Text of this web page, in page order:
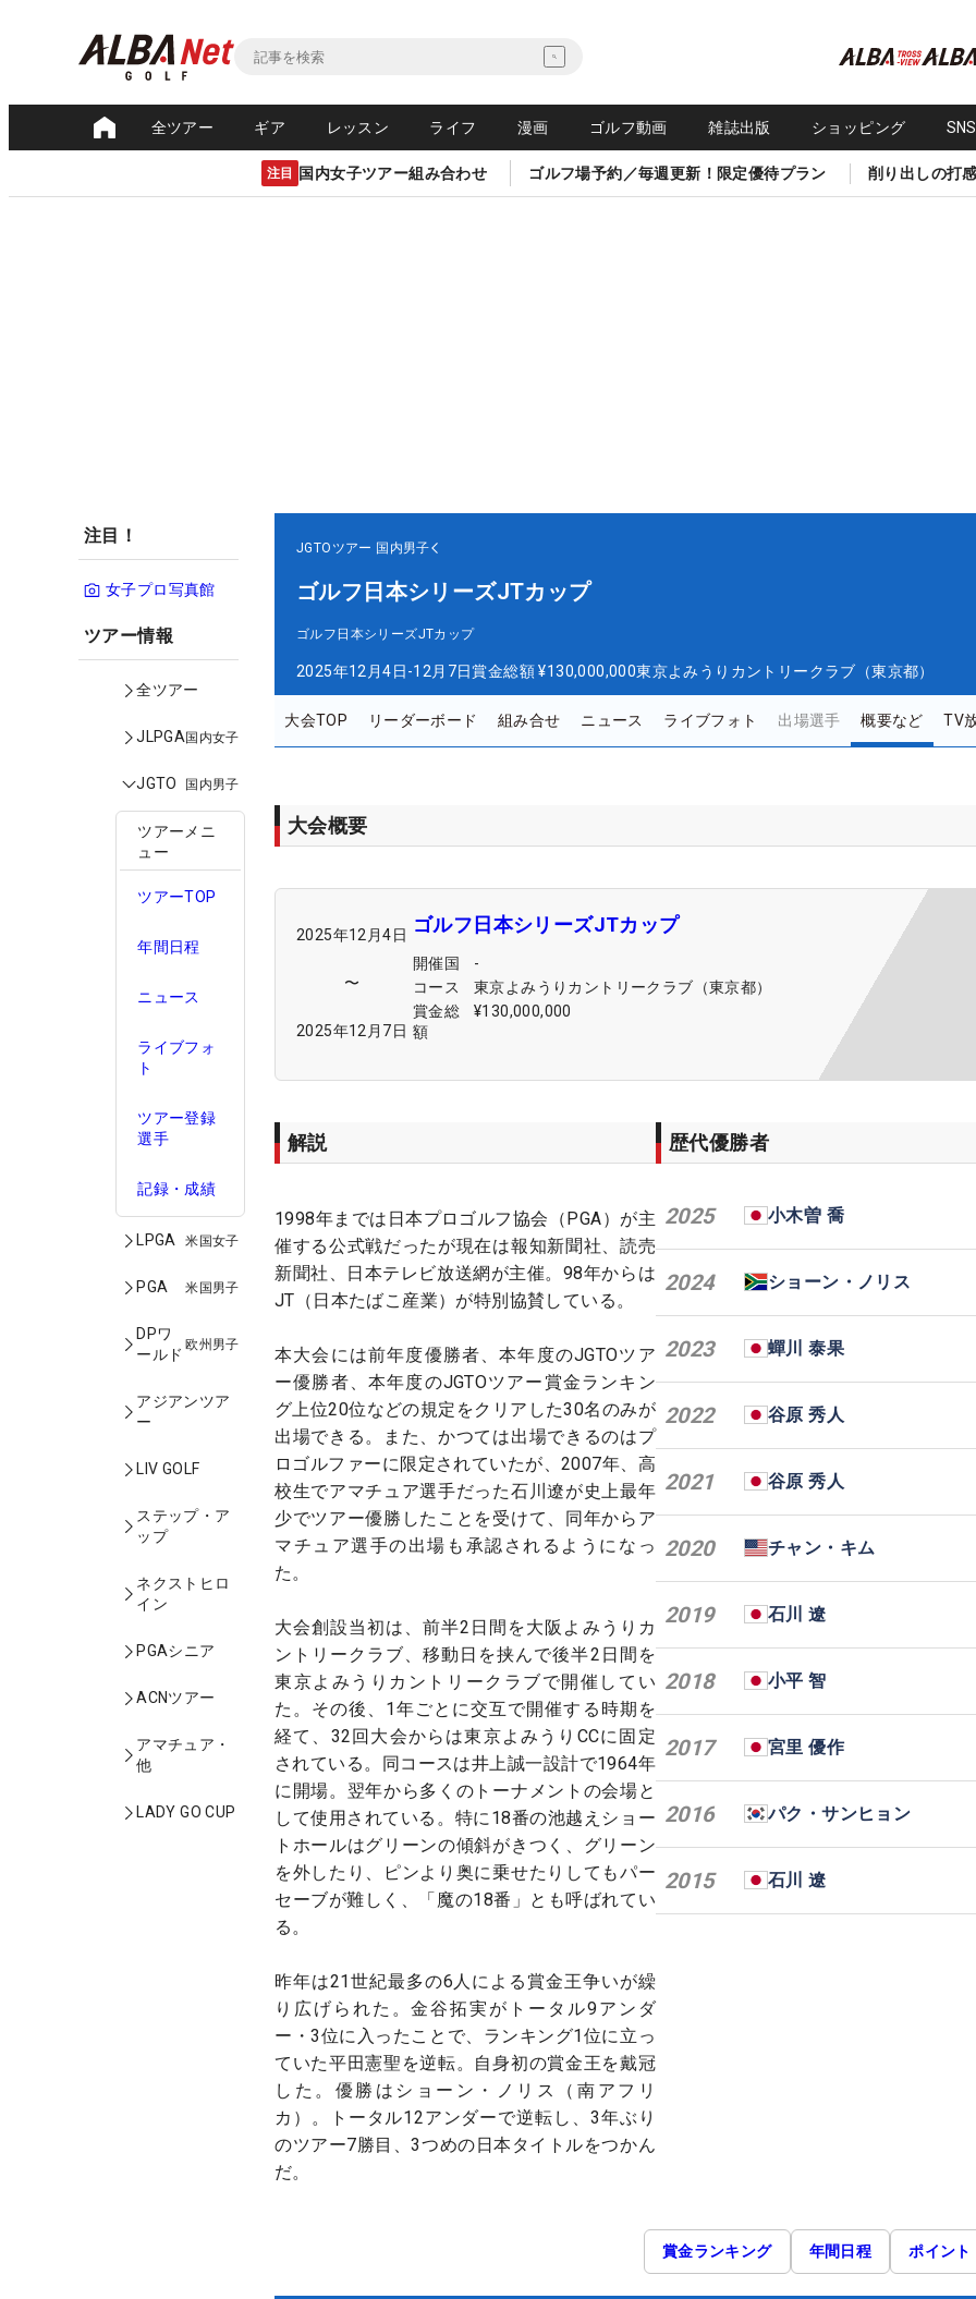
全ツアー ギア レッスン ライフ 漫画 ゴルフ動画 雑誌出版 ショッピング
注目 国内女子ツアー組み合わせ ゴルフ場予約／毎週更新！限定優待プラン 削り出しの打
注目！
女子プロ写真館
ツアー情報
全ツアー
JLPGA国内女子
JGTO 国内男子
ツアーメニ
ュー
ツアーTOP
年間日程
ニュース
ライブフォ
ト
ツアー登録
選手
記録・成績
LPGA 米国女子
PGA 米国男子
DPワ
ールド
欧州男子
アジアンツア
ー
LIV GOLF
ステップ・ア
ップ
ネクストヒロ
イン
PGAシニア
ACNツアー
アマチュア・
他
LADY GO CUP
JGTOツアー 国内男子
ゴルフ日本シリーズJTカップ
ゴルフ日本シリーズJTカップ
2025年12月4日-12月7日賞金総額 ¥130,000,000東京よみうりカントリークラブ（東京都）
大会TOP リーダーボード 組み合せ ニュース ライブフォト 出場選手 概要など TV
大会概要
2025年12月4日
〜
2025年12月7日
ゴルフ日本シリーズJTカップ
開催国
-
コース
東京よみうりカントリークラブ（東京都）
賞金総
額
¥130,000,000
解説
1998年までは日本プロゴルフ協会（PGA）が主
催する公式戦だったが現在は報知新聞社、読売
新聞社、日本テレビ放送網が主催。98年からは
JT（日本たばこ産業）が特別協賛している。
本大会には前年度優勝者、本年度のJGTOツア
ー優勝者、本年度のJGTOツアー賞金ランキン
グ上位20位などの規定をクリアした30名のみが
出場できる。また、かつては出場できるのはプ
ロゴルファーに限定されていたが、2007年、高
校生でアマチュア選手だった石川遼が史上最年
少でツアー優勝したことを受けて、同年からア
マチュア選手の出場も承認されるようになっ
た。
大会創設当初は、前半2日間を大阪よみうりカ
ントリークラブ、移動日を挟んで後半2日間を
東京よみうりカントリークラブで開催してい
た。その後、1年ごとに交互で開催する時期を
経て、32回大会からは東京よみうりCCに固定
されている。同コースは井上誠一設計で1964年
に開場。翌年から多くのトーナメントの会場と
して使用されている。特に18番の池越えショー
トホールはグリーンの傾斜がきつく、グリーン
を外したり、ピンより奥に乗せたりしてもパー
セーブが難しく、「魔の18番」とも呼ばれてい
る。
昨年は21世紀最多の6人による賞金王争いが繰
り広げられた。金谷拓実がトータル9アンダ
ー・3位に入ったことで、ランキング1位に立っ
ていた平田憲聖を逆転。自身初の賞金王を戴冠
した。優勝はショーン・ノリス（南アフリ
カ）。トータル12アンダーで逆転し、3年ぶり
のツアー7勝目、3つめの日本タイトルをつかん
だ。
歴代優勝者
2025 小木曽 喬
2024 ショーン・ノリス
2023 蟬川 泰果
2022 谷原 秀人
2021 谷原 秀人
2020 チャン・キム
2019 石川 遼
2018 小平 智
2017 宮里 優作
2016 パク・サンヒョン
2015 石川 遼
賞金ランキング 年間日程 ポイント